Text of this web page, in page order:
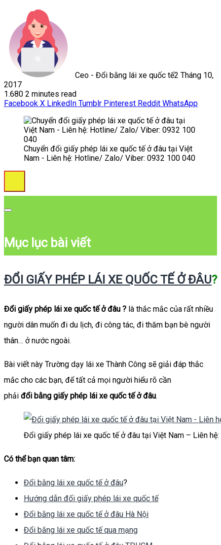
Ceo - Đổi bằng lái xe quốc tế2 Tháng 10,
2017
1.680 2 minutes read
Facebook X LinkedIn Tumblr Pinterest Reddit WhatsApp
Chuyển đổi giấy phép lái xe quốc tế ở đâu tại Việt
Nam - Liên hệ: Hotline/ Zalo/ Viber: 0932 100 040
Mục lục bài viết
ĐỔI GIẤY PHÉP LÁI XE QUỐC TẾ Ở ĐÂU?
Đổi giấy phép lái xe quốc tế ở đâu ? là thắc mắc của rất nhiều
người dân muốn đi du lịch, đi công tác, đi thăm bạn bè người
thân… ở nước ngoài.
Bài viết này Trường dạy lái xe Thành Công sẽ giải đáp thắc
mắc cho các bạn, để tất cả mọi người hiểu rõ cần
phải đổi bằng giấy phép lái xe quốc tế ở đâu.
Đổi giấy phép lái xe quốc tế ở đâu tại Việt Nam – Liên
Có thể bạn quan tâm:
Đổi bằng lái xe quốc tế ở đâu?
Hướng dẫn đổi giấy phép lái xe quốc tế
Đổi bằng lái xe quốc tế ở đâu Hà Nội
Đổi bằng lái xe quốc tế qua mạng